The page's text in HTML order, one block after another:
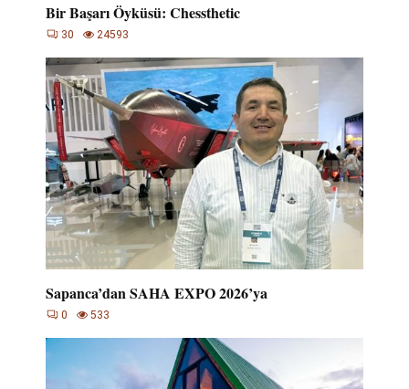
Bir Başarı Öyküsü: Chessthetic
30 24593
Sapanca’dan SAHA EXPO 2026’ya
0 533